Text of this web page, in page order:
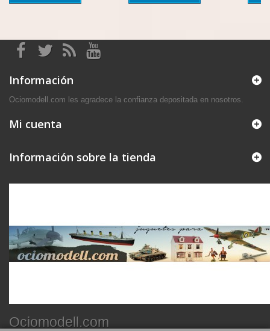
Información
Ociomodell.com les agradece la confianza depositada en nosotros.
Mi cuenta
Información sobre la tienda
Ociomodell.com